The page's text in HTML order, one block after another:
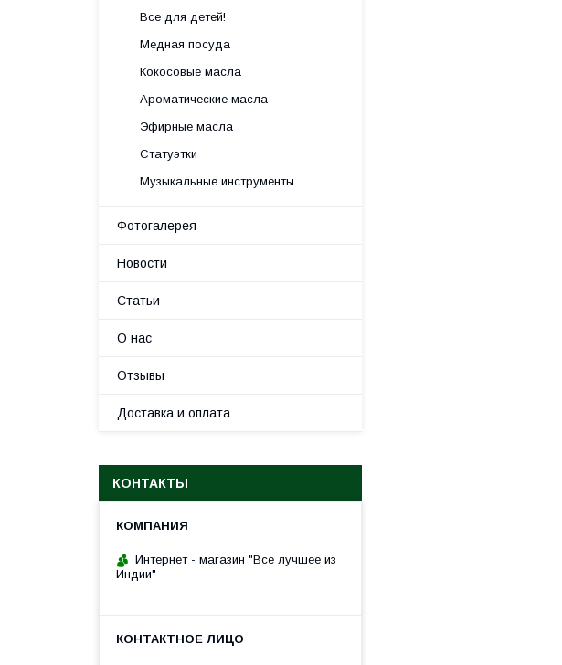
Все для детей!
Медная посуда
Кокосовые масла
Ароматические масла
Эфирные масла
Статуэтки
Музыкальные инструменты
Фотогалерея
Новости
Статьи
О нас
Отзывы
Доставка и оплата
КОНТАКТЫ
Интернет - магазин "Все лучшее из
Индии"